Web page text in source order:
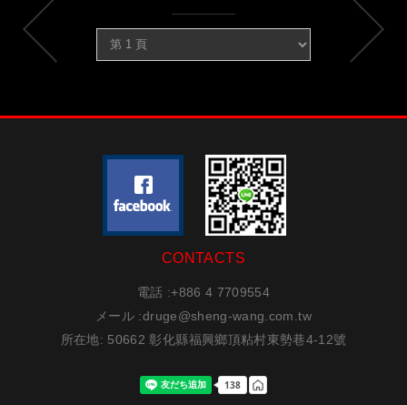
CONTACTS
電話 :+886 4 7709554
メール :druge@sheng-wang.com.tw
所在地: 50662 彰化縣福興鄉頂粘村東勢巷4-12號